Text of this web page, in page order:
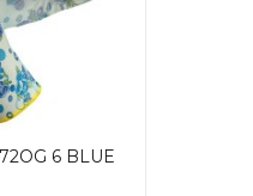
6 BLUE